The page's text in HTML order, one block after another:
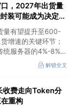
口，2027年出货量
装可能成为决定出
量有望提升至600-
增速的关键环节；
服务器的4%-8%提
心份额；③国产交换
速率产品替代有望加
解锁全文
收费走向Token分
重构